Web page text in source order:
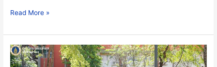
Read More »
นักศึกษา
บัณฑิต